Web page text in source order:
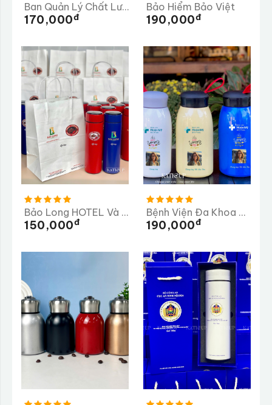
Ban Quản Lý Chất Lượng Tỉnh Quảng Ngãi
170,000Đ
Bảo Hiểm Bảo Việt
190,000Đ
Bảo Long HOTEL Và PEAK COFFEE
150,000Đ
Bệnh Viện Đa Khoa Hoàn Mỹ
190,000Đ